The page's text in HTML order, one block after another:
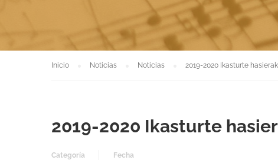
Inicio Noticias Noticias 2019-2020 Ikasturte
2019-2020 Ikasturte
Categoría
Fecha